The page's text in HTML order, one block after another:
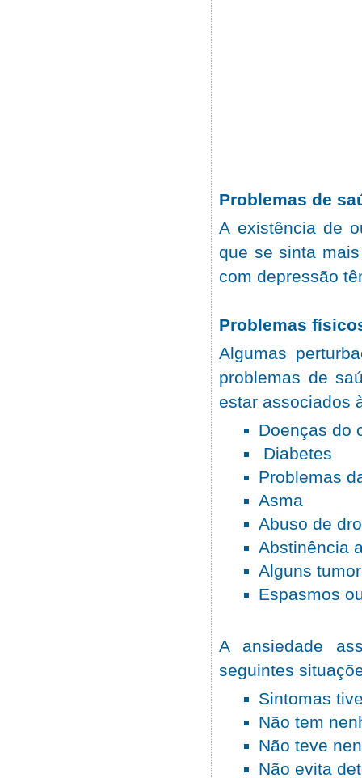
Problemas de
A existência de
que se sinta
com depressão
Problemas
Algumas
problemas de
estar associados
Doenças do
Diabetes
Problemas
Asma
Abuso de
Abstinência
Alguns
Espasmos
A ansiedade
seguintes
Sintomas
Não tem
Não teve
Não evita